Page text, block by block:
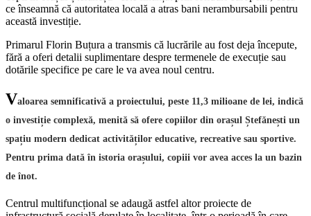
ce înseamnă că autoritatea locală a atras bani nerambursabili pentru
această investiție.
Primarul Florin Buțura a transmis că lucrările au fost deja începute,
fără a oferi detalii suplimentare despre termenele de execuție sau
dotările specifice pe care le va avea noul centru.
Valoarea semnificativă a proiectului, peste 11,3 milioane de lei, indică
o investiție complexă, menită să ofere copiilor din orașul Ștefănești un
spațiu modern dedicat activităților educative, recreative sau sportive.
Pentru prima dată în istoria orașului, copiii vor avea acces la un bazin
de înot.
Centrul multifuncțional se adaugă astfel altor proiecte de